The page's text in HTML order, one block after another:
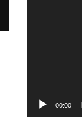
00:00